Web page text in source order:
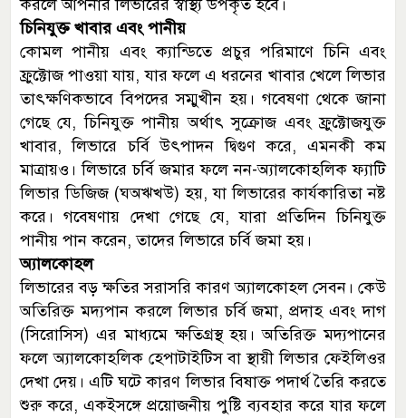
করলে আপনার লিভারের স্বাস্থ্য উপকৃত হবে।
চিনিযুক্ত খাবার এবং পানীয়
কোমল পানীয় এবং ক্যান্ডিতে প্রচুর পরিমাণে চিনি এবং
ফ্রুক্টোজ পাওয়া যায়, যার ফলে এ ধরনের খাবার খেলে লিভার
তাৎক্ষণিকভাবে বিপদের সম্মুখীন হয়। গবেষণা থেকে জানা
গেছে যে, চিনিযুক্ত পানীয় অর্থাৎ সুক্রোজ এবং ফ্রুক্টোজযুক্ত
খাবার, লিভারে চর্বি উৎপাদন দ্বিগুণ করে, এমনকী কম
মাত্রায়ও। লিভারে চর্বি জমার ফলে নন-অ্যালকোহলিক ফ্যাটি
লিভার ডিজিজ (ঘঅঋখউ) হয়, যা লিভারের কার্যকারিতা নষ্ট
করে। গবেষণায় দেখা গেছে যে, যারা প্রতিদিন চিনিযুক্ত
পানীয় পান করেন, তাদের লিভারে চর্বি জমা হয়।
অ্যালকোহল
লিভারের বড় ক্ষতির সরাসরি কারণ অ্যালকোহল সেবন। কেউ
অতিরিক্ত মদ্যপান করলে লিভার চর্বি জমা, প্রদাহ এবং দাগ
(সিরোসিস) এর মাধ্যমে ক্ষতিগ্রস্থ হয়। অতিরিক্ত মদ্যপানের
ফলে অ্যালকোহলিক হেপাটাইটিস বা স্থায়ী লিভার ফেইলিওর
দেখা দেয়। এটি ঘটে কারণ লিভার বিষাক্ত পদার্থ তৈরি করতে
শুরু করে, একইসঙ্গে প্রয়োজনীয় পুষ্টি ব্যবহার করে যার ফলে